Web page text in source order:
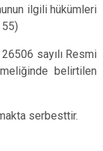
ilgili hükümleri
55)
sayılı Resmi
belirtilen
serbesttir.